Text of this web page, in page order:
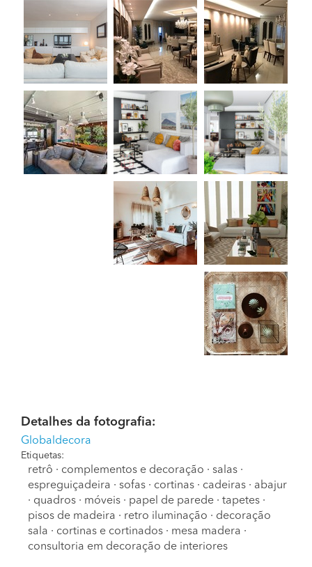
Detalhes da fotografia:
Globaldecora
Etiquetas:
retrô · complementos e decoração · salas ·
espreguiçadeira · sofas · cortinas · cadeiras · abajur
· quadros · móveis · papel de parede · tapetes ·
pisos de madeira · retro iluminação · decoração
sala · cortinas e cortinados · mesa madera ·
consultoria em decoração de interiores